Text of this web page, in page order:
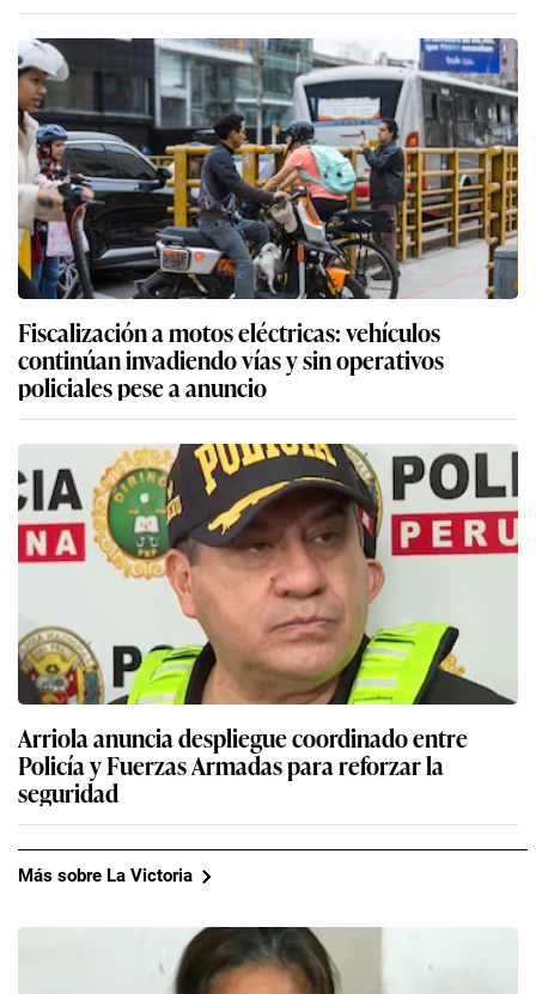
Fiscalización a motos eléctricas: vehículos
continúan invadiendo vías y sin operativos
policiales pese a anuncio
Arriola anuncia despliegue coordinado entre
Policía y Fuerzas Armadas para reforzar la
seguridad
Más sobre La Victoria